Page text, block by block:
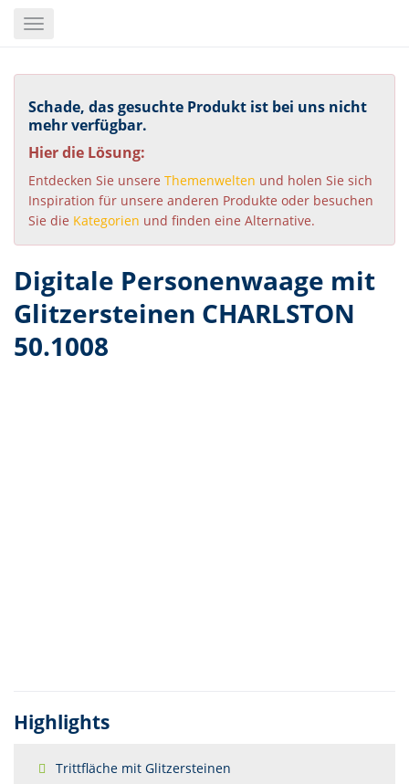
content
Toggle
Schade, das gesuchte Produkt ist bei uns nicht
mehr verfügbar.
Hier die Lösung:
Entdecken Sie unsere Themenwelten und holen Sie sich
Inspiration für unsere anderen Produkte oder besuchen
Sie die Kategorien und finden eine Alternative.
Digitale Personenwaage mit
Glitzersteinen CHARLSTON
50.1008
Highlights
Trittfläche mit Glitzersteinen